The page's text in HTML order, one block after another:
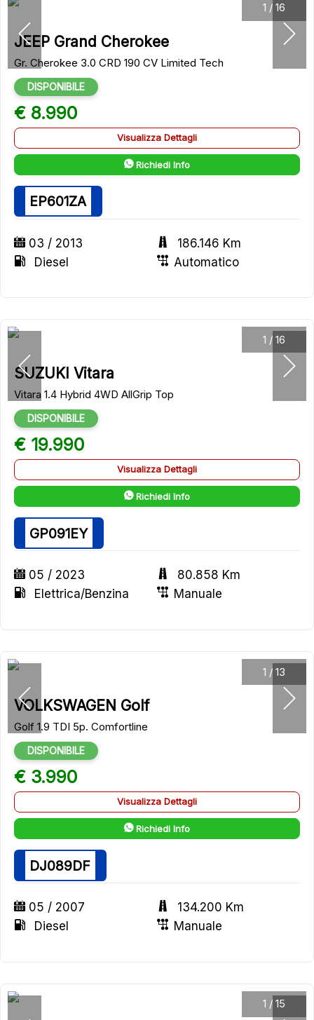
1 / 16
JEEP Grand Cherokee
Gr. Cherokee 3.0 CRD 190 CV Limited Tech
DISPONIBILE
€ 8.990
Visualizza Dettagli
Richiedi Info
EP601ZA
03 / 2013
186.146 Km
Diesel
Automatico
1 / 16
SUZUKI Vitara
Vitara 1.4 Hybrid 4WD AllGrip Top
DISPONIBILE
€ 19.990
Visualizza Dettagli
Richiedi Info
GP091EY
05 / 2023
80.858 Km
Elettrica/Benzina
Manuale
1 / 13
VOLKSWAGEN Golf
Golf 1.9 TDI 5p. Comfortline
DISPONIBILE
€ 3.990
Visualizza Dettagli
Richiedi Info
DJ089DF
05 / 2007
134.200 Km
Diesel
Manuale
1 / 15